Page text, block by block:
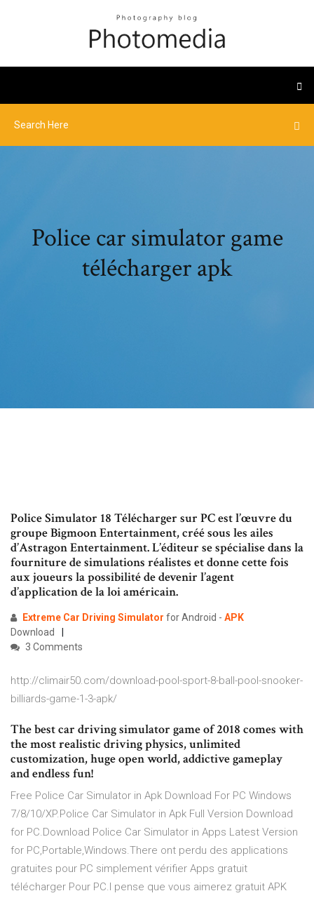
Police car simulator game
télécharger apk
Police Simulator 18 Télécharger sur PC est l’œuvre du
groupe Bigmoon Entertainment, créé sous les ailes
d’Astragon Entertainment. L’éditeur se spécialise dans la
fourniture de simulations réalistes et donne cette fois
aux joueurs la possibilité de devenir l’agent
d’application de la loi américain.
Extreme Car Driving Simulator for Android - APK
Download
3 Comments
http://climair50.com/download-pool-sport-8-ball-pool-snooker-
billiards-game-1-3-apk/
The best car driving simulator game of 2018 comes with
the most realistic driving physics, unlimited
customization, huge open world, addictive gameplay
and endless fun!
Free Police Car Simulator in Apk Download For PC Windows
7/8/10/XP.Police Car Simulator in Apk Full Version Download
for PC.Download Police Car Simulator in Apps Latest Version
for PC,Portable,Windows.There ont perdu des applications
gratuites pour PC simplement vérifier Apps gratuit
télécharger Pour PC.I pense que vous aimerez gratuit APK